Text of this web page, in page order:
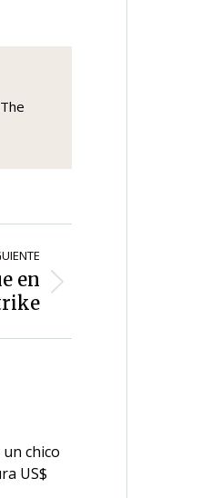
en
chico
US$